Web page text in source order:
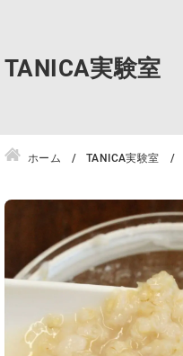
TANICA実験室
ホーム TANICA実験室